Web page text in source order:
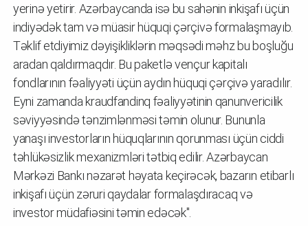
yerinə yetirir. Azərbaycanda isə bu sahənin inkişafı üçün
indiyədək tam və müasir hüquqi çərçivə formalaşmayıb.
Təklif etdiyimiz dəyişikliklərin məqsədi məhz bu boşluğu
aradan qaldırmaqdır. Bu paketlə vençur kapitalı
fondlarının fəaliyyəti üçün aydın hüquqi çərçivə yaradılır.
Eyni zamanda kraudfandinq fəaliyyətinin qanunvericilik
səviyyəsində tənzimlənməsi təmin olunur. Bununla
yanaşı investorların hüquqlarının qorunması üçün ciddi
təhlükəsizlik mexanizmləri tətbiq edilir. Azərbaycan
Mərkəzi Bankı nəzarət həyata keçirəcək, bazarın etibarlı
inkişafı üçün zəruri qaydalar formalaşdıracaq və
investor müdafiəsini təmin edəcək".